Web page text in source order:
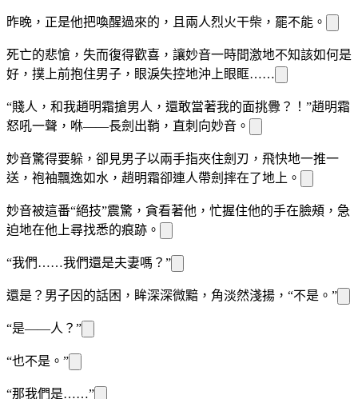
昨晚，正是他把喚醒過來的，且兩人烈火干柴， 罷不能。
死亡的悲愴，失而復得歡喜，讓妙音一時間激地不知該如何是
好， 撲上前抱住男子，眼淚失控地沖上眼眶……
“賤人，和我趙明霜搶男人，還敢當著我的面挑釁？！”趙明霜
怒吼一聲，咻——長劍出鞘，直刺向妙音。
妙音驚得要躲，卻見男子以兩手指夾住劍刃，飛快地一推一
送，袍袖飄逸如水，趙明霜卻連人帶劍摔在了地上。
妙音被這番“絕技”震驚，貪看著他，忙握住他的手在臉頰，急
迫地在他 上尋找悉的痕跡。
“我們……我們還是夫妻嗎？”
還是？男子因 的話困 ，眸深深微黯， 角淡然淺揚，“不是。”
“是——人？”
“也不是。”
“那我們是……”